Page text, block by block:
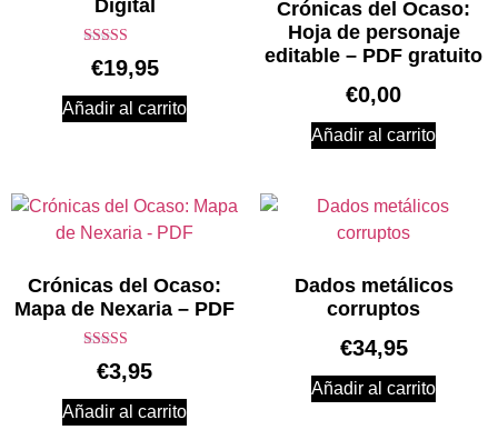
Digital
Valorado en
5.00
€19,95
Añadir al carrito
Crónicas del Ocaso:
Hoja de personaje
editable – PDF gratuito
€0,00
Añadir al carrito
Crónicas del Ocaso:
Mapa de Nexaria – PDF
Valorado en
5.00
€3,95
Añadir al carrito
Dados metálicos
corruptos
€34,95
Añadir al carrito